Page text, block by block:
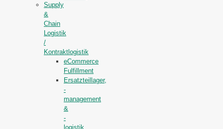
Supply
&
Chain
Logistik
/
Kontraktlogistik
eCommerce
Fulfillment
Ersatzteillager,
-
management
&
-
logistik